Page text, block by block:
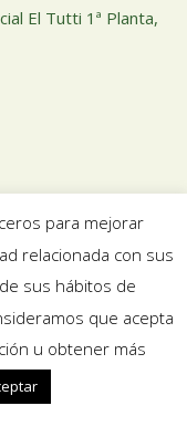
El Tutti 1ª Planta,
para mejorar
relacionada con sus
sus hábitos de
que acepta
u obtener más